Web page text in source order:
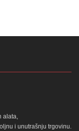
alata,
i unutrašnju trgovinu.